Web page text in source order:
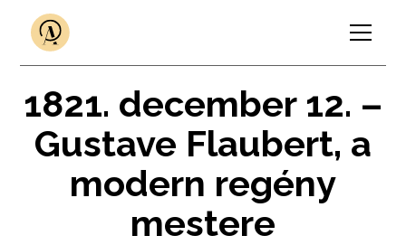
1821. december 12. –
Gustave Flaubert, a
modern regény
mestere